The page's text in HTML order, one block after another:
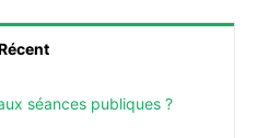
séances publiques ?